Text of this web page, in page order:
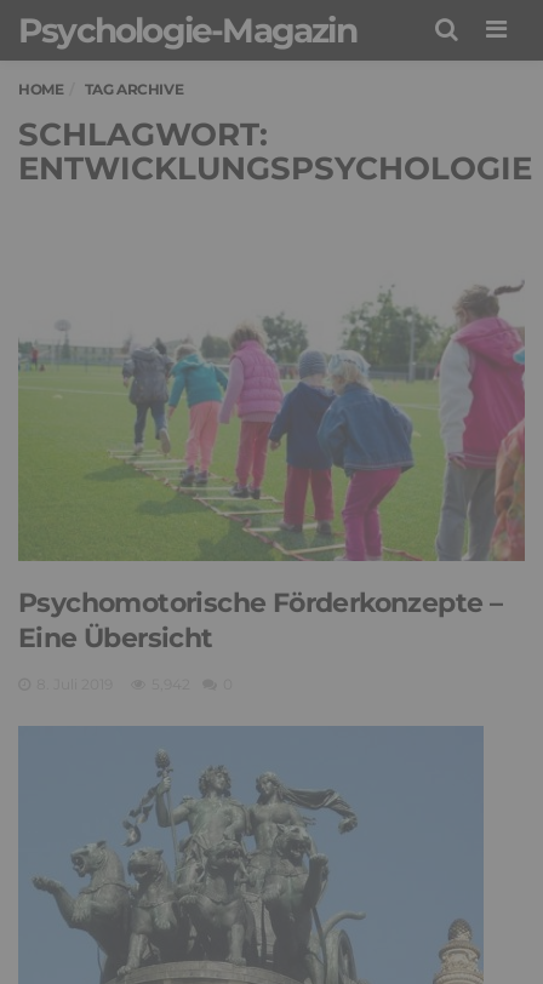
Psychologie-Magazin
HOME TAG ARCHIVE
SCHLAGWORT:
ENTWICKLUNGSPSYCHOLOGIE
Psychomotorische Förderkonzepte –
Eine Übersicht